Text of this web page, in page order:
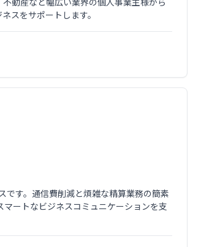
スをサポートします。
す。通信費削減と煩雑な精算業務の簡素
ートなビジネスコミュニケーションを支